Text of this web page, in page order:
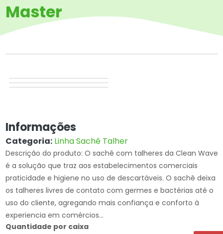
Master
Informações
Categoria: Linha Sachê Talher
Descrição do produto: O sachê com talheres da Clean Wave
é a solução que traz aos estabelecimentos comerciais
praticidade e higiene no uso de descartáveis. O sachê deixa
os talheres livres de contato com germes e bactérias até o
uso do cliente, agregando mais confiança e conforto à
experiencia em comércios...
Quantidade por caixa